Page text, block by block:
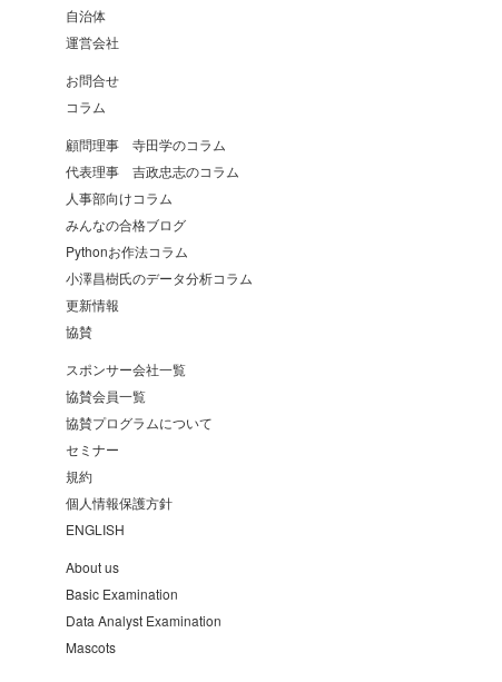
自治体
運営会社
お問合せ
コラム
顧問理事 寺田学のコラム
代表理事 吉政忠志のコラム
人事部向けコラム
みんなの合格ブログ
Pythonお作法コラム
小澤昌樹氏のデータ分析コラム
更新情報
協賛
スポンサー会社一覧
協賛会員一覧
協賛プログラムについて
セミナー
規約
個人情報保護方針
ENGLISH
About us
Basic Examination
Data Analyst Examination
Mascots